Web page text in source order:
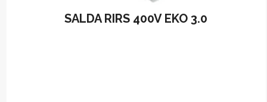
SALDA RIRS 400V EKO 3.0